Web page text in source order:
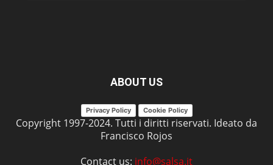
ABOUT US
Privacy Policy Cookie Policy
Copyright 1997-2024. Tutti i diritti riservati. Ideato da
Francisco Rojos
Contact us: info@salsa.it